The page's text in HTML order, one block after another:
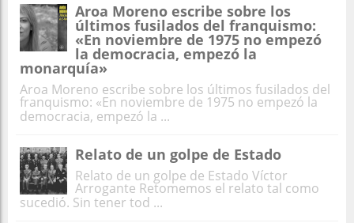
Aroa Moreno escribe sobre los
últimos fusilados del franquismo:
«En noviembre de 1975 no empezó
la democracia, empezó la
monarquía»
Aroa Moreno escribe sobre los últimos fusilados del
franquismo: «En noviembre de 1975 no empezó la
democracia, empezó la ...
Relato de un golpe de Estado
Relato de un golpe de Estado Víctor
Arrogante Retomemos el relato tal como
sucedió. Sin tener tod ...